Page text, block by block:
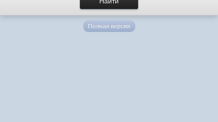
Полная версия